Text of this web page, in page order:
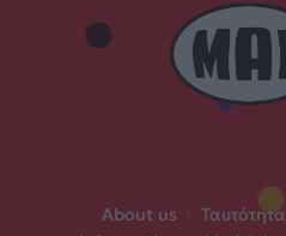
About us Ταυτότητα